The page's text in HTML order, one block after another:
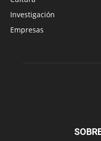
Investigación
Empresas